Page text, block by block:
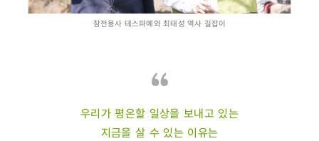
참전용사 테스파예와 최태성 역사 길잡이
우리가 평온할 일상을 보내고 있는
지금을 살 수 있는 이유는